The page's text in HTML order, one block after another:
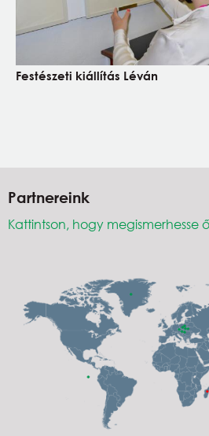
Festészeti kiállítás Léván
Partnereink
Kattintson, hogy megismerhesse